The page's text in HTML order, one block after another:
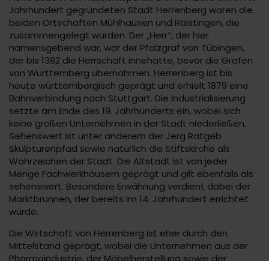
Jahrhundert gegründeten Stadt Herrenberg waren die
beiden Ortschaften Mühlhausen und Raistingen, die
zusammengelegt wurden. Der „Herr“, der hier
namensgebend war, war der Pfalzgraf von Tübingen,
der bis 1382 die Herrschaft innehatte, bevor die Grafen
von Württemberg übernahmen. Herrenberg ist bis
heute württembergisch geprägt und erhielt 1879 eine
Bahnverbindung nach Stuttgart. Die Industrialisierung
setzte am Ende des 19. Jahrhunderts ein, wobei sich
keine großen Unternehmen in der Stadt niederließen.
Sehenswert ist unter anderem der Jerg Ratgeb
Skulpturenpfad sowie natürlich die Stiftskirche als
Wahrzeichen der Stadt. Die Altstadt ist von jeder
Menge Fachwerkhäusern geprägt und gilt ebenfalls als
sehenswert. Besondere Erwähnung verdient dabei der
Marktbrunnen, der bereits im 14. Jahrhundert errichtet
wurde.
Die Wirtschaft von Herrenberg ist eher durch den
Mittelstand geprägt, wobei die Unternehmen aus der
Pharmaindustrie, der Möbelherstellung sowie der